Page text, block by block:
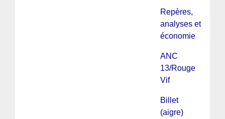
Repères,
analyses et
économie
ANC
13/Rouge
Vif
Billet
(aigre)